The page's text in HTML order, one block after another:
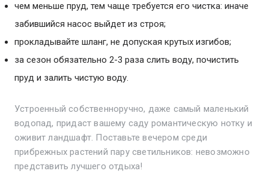
чем меньше пруд, тем чаще требуется его чистка: иначе
забившийся насос выйдет из строя;
прокладывайте шланг, не допуская крутых изгибов;
за сезон обязательно 2-3 раза слить воду, почистить
пруд и залить чистую воду.
Устроенный собственноручно, даже самый маленький
водопад, придаст вашему саду романтическую нотку и
оживит ландшафт. Поставьте вечером среди
прибрежных растений пару светильников: невозможно
представить лучшего отдыха!